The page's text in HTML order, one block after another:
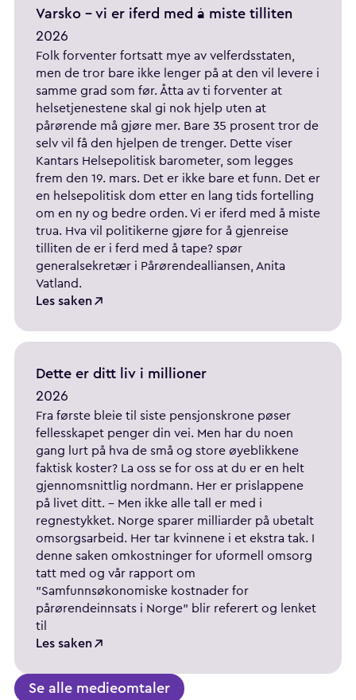
Se alle medieomtaler
Varsko - vi er iferd med å miste tilliten
2026
Folk forventer fortsatt mye av velferdsstaten,
men de tror bare ikke lenger på at den vil levere i
samme grad som før. Åtta av ti forventer at
helsetjenestene skal gi nok hjelp uten at
pårørende må gjøre mer. Bare 35 prosent tror de
selv vil få den hjelpen de trenger. Dette viser
Kantars Helsepolitisk barometer, som legges
frem den 19. mars. Det er ikke bare et funn. Det er
en helsepolitisk dom etter en lang tids fortelling
om en ny og bedre orden. Vi er iferd med å miste
trua. Hva vil politikerne gjøre for å gjenreise
tilliten de er i ferd med å tape? spør
generalsekretær i Pårørendealliansen, Anita
Vatland.
Les saken
Dette er ditt liv i millioner
2026
Fra første bleie til siste pensjonskrone pøser
fellesskapet penger din vei. Men har du noen
gang lurt på hva de små og store øyeblikkene
faktisk koster? La oss se for oss at du er en helt
gjennomsnittlig nordmann. Her er prislappene
på livet ditt. - Men ikke alle tall er med i
regnestykket. Norge sparer milliarder på ubetalt
omsorgsarbeid. Her tar kvinnene i et ekstra tak. I
denne saken omkostninger for uformell omsorg
tatt med og vår rapport om
"Samfunnsøkonomiske kostnader for
pårørendeinnsats i Norge" blir referert og lenket
til
Les saken